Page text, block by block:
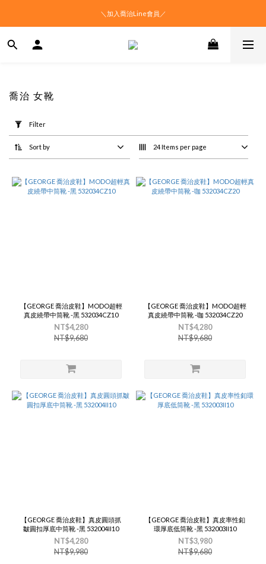
＼加入喬治Line會員／
Filter
(0/20)
Price
(NT$)
喬治 女靴
Filter
Sort by 24 Items per page
【GEORGE 喬治皮鞋】MODO超輕
真皮繞帶中筒靴 -黑 532034CZ10
NT$4,280
NT$9,680
【GEORGE 喬治皮鞋】MODO超輕
真皮繞帶中筒靴 -咖 532034CZ20
NT$4,280
NT$9,680
【GEORGE 喬治皮鞋】真皮圓頭抓
皺圓扣厚底中筒靴 -黑 532004II10
NT$4,280
NT$9,980
【GEORGE 喬治皮鞋】真皮率性釦
環厚底低筒靴 -黑 532003II10
NT$3,980
NT$9,680